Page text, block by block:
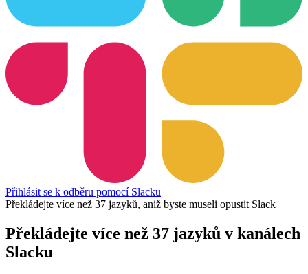
Přihlásit se k odběru pomocí Slacku
Překládejte více než 37 jazyků, aniž byste museli opustit Slack
Překládejte více než 37 jazyků v kanálech
Slacku